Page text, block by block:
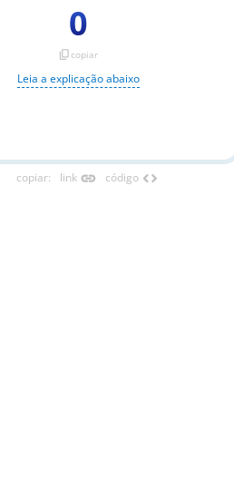
0
content_copycopiar
Leia a explicação abaixo
copiar: link link código code